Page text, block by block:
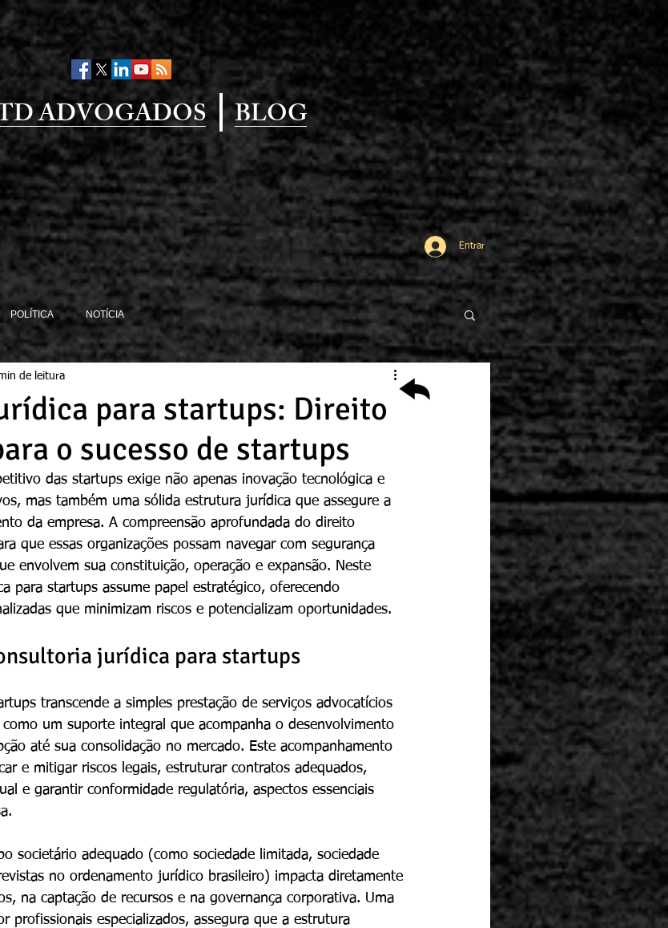
ADVOGADOS BLOG
Entrar
POLÍTICA NOTÍCIA
para startups: Direito
o sucesso de startups
de leitura
das startups exige não apenas inovação tecnológica e
mas também uma sólida estrutura jurídica que assegure a
da empresa. A compreensão aprofundada do direito
que essas organizações possam navegar com segurança
envolvem sua constituição, operação e expansão. Neste
para startups assume papel estratégico, oferecendo
que minimizam riscos e potencializam oportunidades.
jurídica para startups
transcende a simples prestação de serviços advocatícios
um suporte integral que acompanha o desenvolvimento
até sua consolidação no mercado. Este acompanhamento
e mitigar riscos legais, estruturar contratos adequados,
e garantir conformidade regulatória, aspectos essenciais
societário adequado (como sociedade limitada, sociedade
no ordenamento jurídico brasileiro) impacta diretamente
na captação de recursos e na governança corporativa. Uma
profissionais especializados, assegura que a estrutura